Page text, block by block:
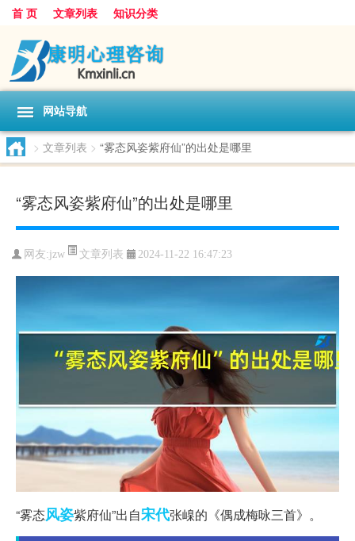
首 页 文章列表 知识分类
网站导航
> 文章列表 > “雾态风姿紫府仙”的出处是哪里
“雾态风姿紫府仙”的出处是哪里
网友:jzw 文章列表 2024-11-22 16:47:23
“雾态风姿紫府仙”出自宋代张嵲的《偶成梅咏三首》。